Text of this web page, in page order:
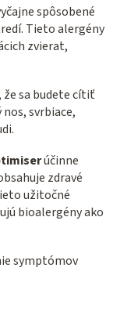
spôsobené
Tieto alergény
zvierat,
že sa budete cítiť
svrbiace,
účinne
zdravé
užitočné
bioalergény ako
symptómov